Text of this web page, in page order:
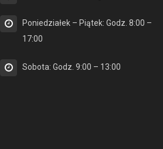
Poniedziałek – Piątek: Godz. 8:00 –
17:00
Sobota: Godz. 9:00 – 13:00